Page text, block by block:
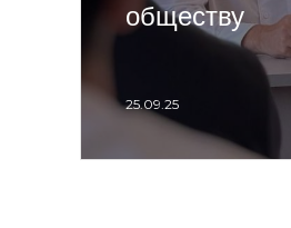
обществу
25.09.25